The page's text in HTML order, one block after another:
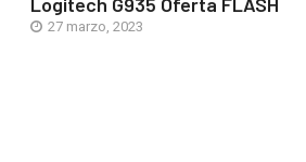
27 marzo, 2023